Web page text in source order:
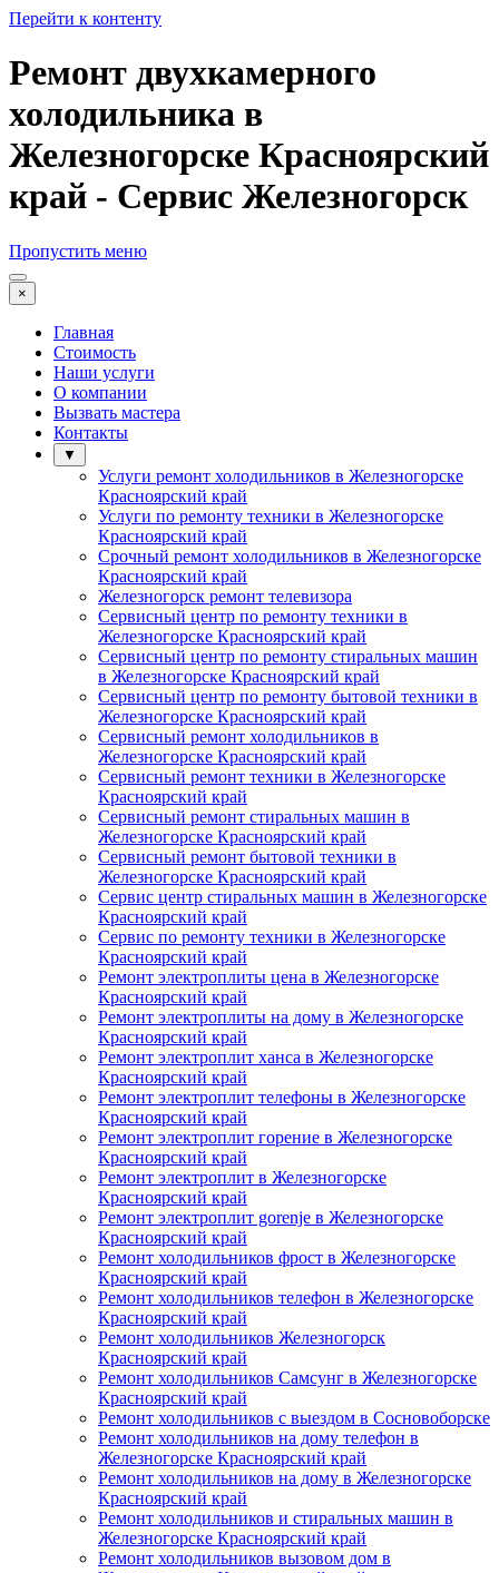
Перейти к контенту
Ремонт двухкамерного
холодильника в
Железногорске Красноярский
край - Сервис Железногорск
Пропустить меню
×
Главная
Стоимость
Наши услуги
О компании
Вызвать мастера
Контакты
▼
Услуги ремонт холодильников в Железногорске
Красноярский край
Услуги по ремонту техники в Железногорске
Красноярский край
Срочный ремонт холодильников в Железногорске
Красноярский край
Железногорск ремонт телевизора
Сервисный центр по ремонту техники в
Железногорске Красноярский край
Сервисный центр по ремонту стиральных машин
в Железногорске Красноярский край
Сервисный центр по ремонту бытовой техники в
Железногорске Красноярский край
Сервисный ремонт холодильников в
Железногорске Красноярский край
Сервисный ремонт техники в Железногорске
Красноярский край
Сервисный ремонт стиральных машин в
Железногорске Красноярский край
Сервисный ремонт бытовой техники в
Железногорске Красноярский край
Сервис центр стиральных машин в Железногорске
Красноярский край
Сервис по ремонту техники в Железногорске
Красноярский край
Ремонт электроплиты цена в Железногорске
Красноярский край
Ремонт электроплиты на дому в Железногорске
Красноярский край
Ремонт электроплит ханса в Железногорске
Красноярский край
Ремонт электроплит телефоны в Железногорске
Красноярский край
Ремонт электроплит горение в Железногорске
Красноярский край
Ремонт электроплит в Железногорске
Красноярский край
Ремонт электроплит gorenje в Железногорске
Красноярский край
Ремонт холодильников фрост в Железногорске
Красноярский край
Ремонт холодильников телефон в Железногорске
Красноярский край
Ремонт холодильников Железногорск
Красноярский край
Ремонт холодильников Самсунг в Железногорске
Красноярский край
Ремонт холодильников с выездом в Сосновоборске
Ремонт холодильников на дому телефон в
Железногорске Красноярский край
Ремонт холодильников на дому в Железногорске
Красноярский край
Ремонт холодильников и стиральных машин в
Железногорске Красноярский край
Ремонт холодильников вызовом дом в